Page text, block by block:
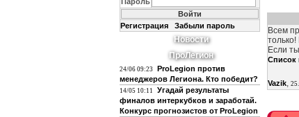
Регистрация Забыли пароль
Новости
ПроЛегион
24/06 09:23
ProLegion против
менеджеров Легиона. Кто победит?
14/05 10:11
Угадай результаты
финалов интеркубков и заработай.
Конкурс прогнозистов от ProLegion
Всем
Если
Список
Vazik,